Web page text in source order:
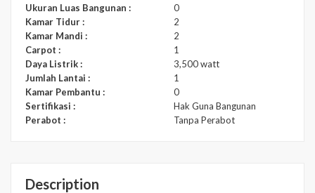
Ukuran Luas Bangunan :
0
Kamar Tidur :
2
Kamar Mandi :
2
Carpot :
1
Daya Listrik :
3,500 watt
Jumlah Lantai :
1
Kamar Pembantu :
0
Sertifikasi :
Hak Guna Bangunan
Perabot :
Tanpa Perabot
Description